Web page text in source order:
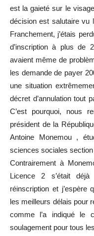
est la gaieté sur le
décision est salutaire vu
Franchement, j’étais
d’inscription à plus de
avaient même de
les demande de payer
une situation
décret d’annulation tout
C’est pourquoi, nous
président de la
Antoine Monemou ,
sciences sociales
Contrairement à
Licence 2 s’était
réinscription et j’espère
les meilleurs délais pour
comme l’a indiqué le
soulagement pour tous